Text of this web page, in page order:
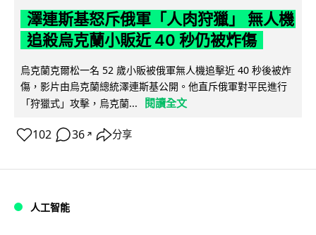
澤連斯基怒斥俄軍「人肉狩獵」 無人機
追殺烏克蘭小販近 40 秒仍被炸傷
烏克蘭克爾松一名 52 歲小販被俄軍無人機追擊近 40 秒後被炸
傷，影片由烏克蘭總統澤連斯基公開。他直斥俄軍對平民進行
「狩獵式」攻擊，烏克蘭...
閱讀全文
102 36 ↗ 分享
人工智能